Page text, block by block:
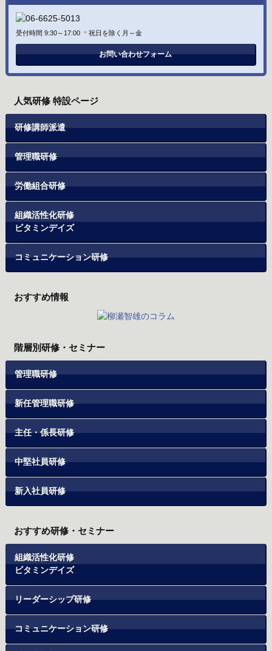
受付時間 9:30～17:00 ＊ 祝日を除く月～金
お問い合わせフォーム
人気研修 特設ページ
研修講師派遣
管理職研修
労働組合研修
組織活性化研修
ビタミンデイズ
コミュニケーション研修
おすすめ情報
階層別研修・セミナー
管理職研修
新任管理職研修
主任・係長研修
中堅社員研修
新入社員研修
おすすめ研修・セミナー
組織活性化研修
ビタミンデイズ
リーダーシップ研修
コミュニケーション研修